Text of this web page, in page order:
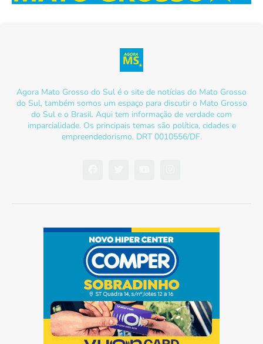
Agora Mato Grosso do Sul é o site de notícias do Mato Grosso
do Sul, também somos um espaço para discutir o Mato Grosso
do Sul e o Brasil. Aqui tem informação de verdade com
imparcialidade. Os principais temas são política, cidades e
empreendedorismo. DRT 0010556/DF.